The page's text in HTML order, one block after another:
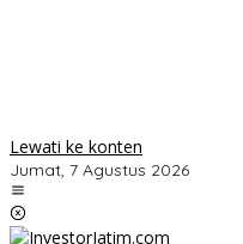
Lewati ke konten
Jumat, 7 Agustus 2026